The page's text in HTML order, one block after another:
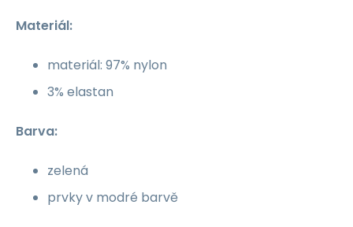
Materiál:
materiál: 97% nylon
3% elastan
Barva:
zelená
prvky v modré barvě